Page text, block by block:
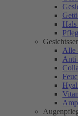
Alle